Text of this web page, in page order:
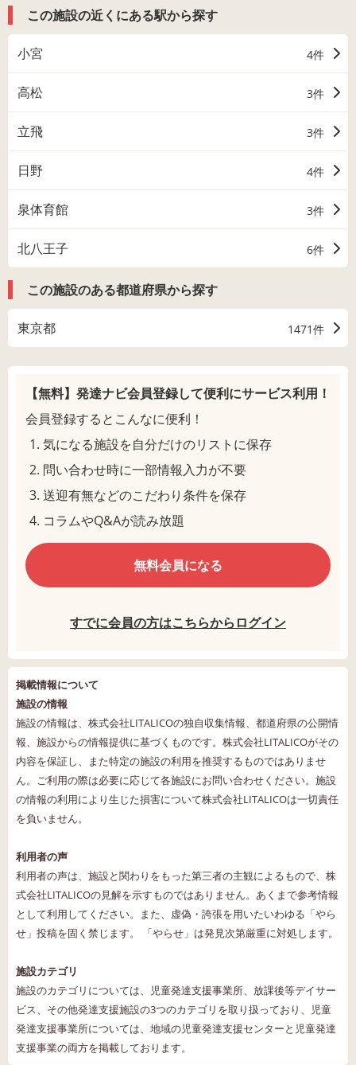
この施設の近くにある駅から探す
小宮 4件
高松 3件
立飛 3件
日野 4件
泉体育館 3件
北八王子 6件
この施設のある都道府県から探す
東京都 1471件
【無料】発達ナビ会員登録して便利にサービス利用！
会員登録するとこんなに便利！
気になる施設を自分だけのリストに保存
問い合わせ時に一部情報入力が不要
送迎有無などのこだわり条件を保存
コラムやQ&Aが読み放題
無料会員になる
すでに会員の方はこちらからログイン
掲載情報について
施設の情報
施設の情報は、株式会社LITALICOの独自収集情報、都道府県の公開情
報、施設からの情報提供に基づくものです。株式会社LITALICOがその
内容を保証し、また特定の施設の利用を推奨するものではありませ
ん。ご利用の際は必要に応じて各施設にお問い合わせください。施設
の情報の利用により生じた損害について株式会社LITALICOは一切責任
を負いません。
利用者の声
利用者の声は、施設と関わりをもった第三者の主観によるもので、株
式会社LITALICOの見解を示すものではありません。あくまで参考情報
として利用してください。また、虚偽・誇張を用いたいわゆる「やら
せ」投稿を固く禁じます。 「やらせ」は発見次第厳重に対処します。
施設カテゴリ
施設のカテゴリについては、児童発達支援事業所、放課後等デイサー
ビス、その他発達支援施設の3つのカテゴリを取り扱っており、児童
発達支援事業所については、地域の児童発達支援センターと児童発達
支援事業の両方を掲載しております。